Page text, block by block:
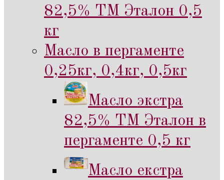
82,5% ТМ Эталон 0,5
кг
Масло в пергаменте
0,25кг, 0,4кг, 0,5кг
Масло экстра
82,5% ТМ Эталон в
пергаменте 0,5 кг
Масло екстра